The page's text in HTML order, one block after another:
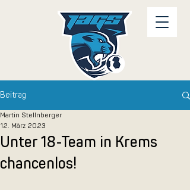
Beitrag
Unter 18-Team in Krems
chancenlos!
Martin Stellnberger
12. März 2023